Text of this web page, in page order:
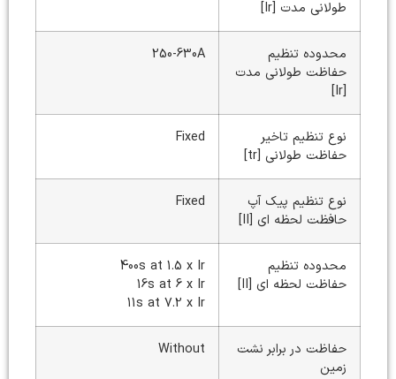
طولانی مدت [Ir]
محدوده تنظیم
حفاظت طولانی مدت
[Ir]
250-630A
نوع تنظیم تاخیر
حفاظت طولانی [tr]
Fixed
نوع تنظیم پیک آپ
حافظت لحظه ای [II]
Fixed
محدوده تنظیم
حفاظت لحظه ای [II]
400s at 1.5 x Ir
16s at 6 x Ir
11s at 7.2 x Ir
حفاظت در برابر نشت
زمین
Without